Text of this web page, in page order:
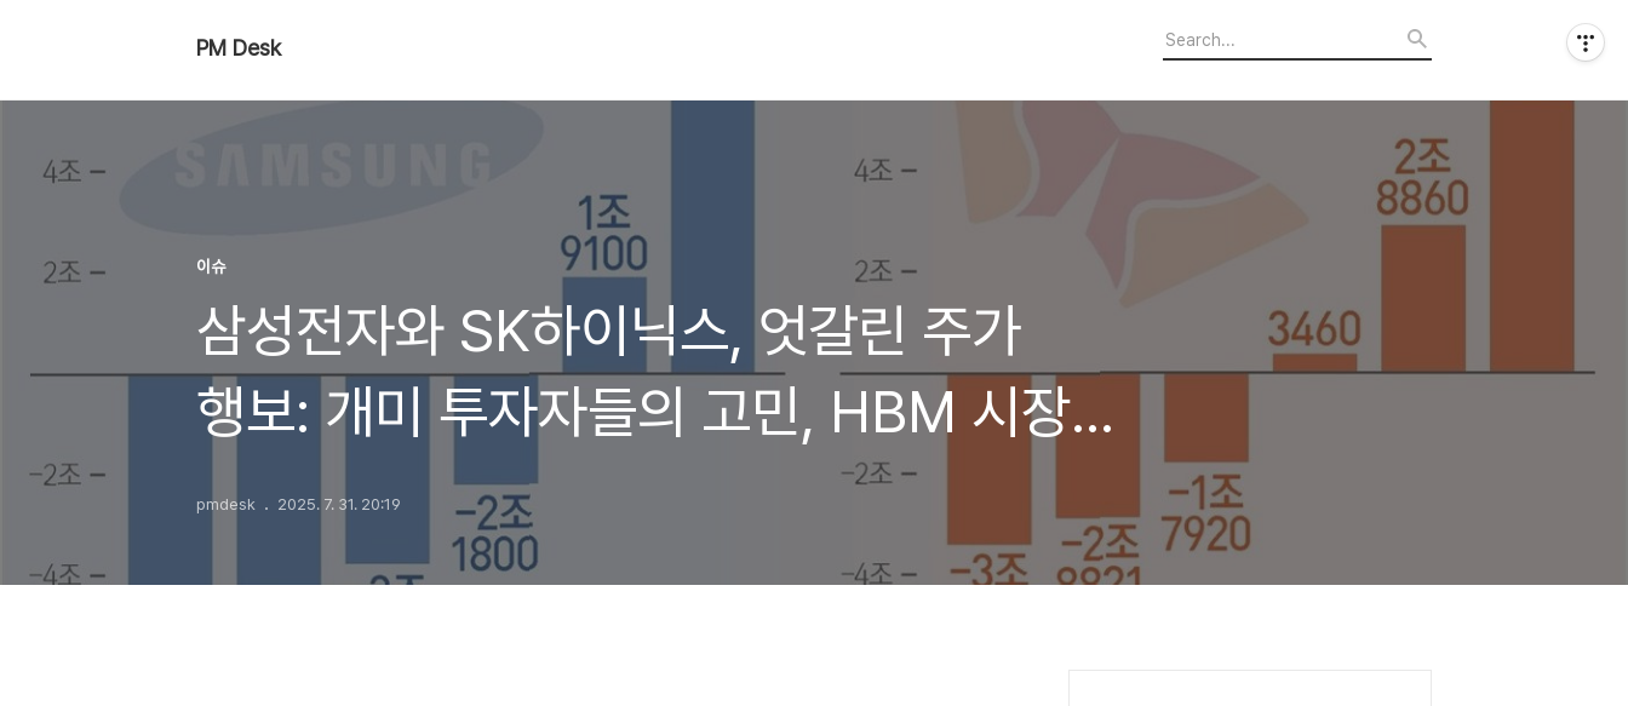
PM Desk
이슈
삼성전자와 SK하이닉스, 엇갈린 주가
행보: 개미 투자자들의 고민, HBM 시장
경쟁 심화
pmdesk 2025. 7. 31. 20:19